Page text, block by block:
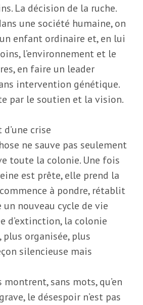
La décision de la ruche.
une société humaine, on
enfant ordinaire et, en lui
l’environnement et le
en faire un leader
intervention génétique.
par le soutien et la vision.
crise
ne sauve pas seulement
toute la colonie. Une fois
est prête, elle prend la
à pondre, rétablit
un nouveau cycle de vie
d’extinction, la colonie
organisée, plus
silencieuse mais
sans mots, qu’en
le désespoir n’est pas